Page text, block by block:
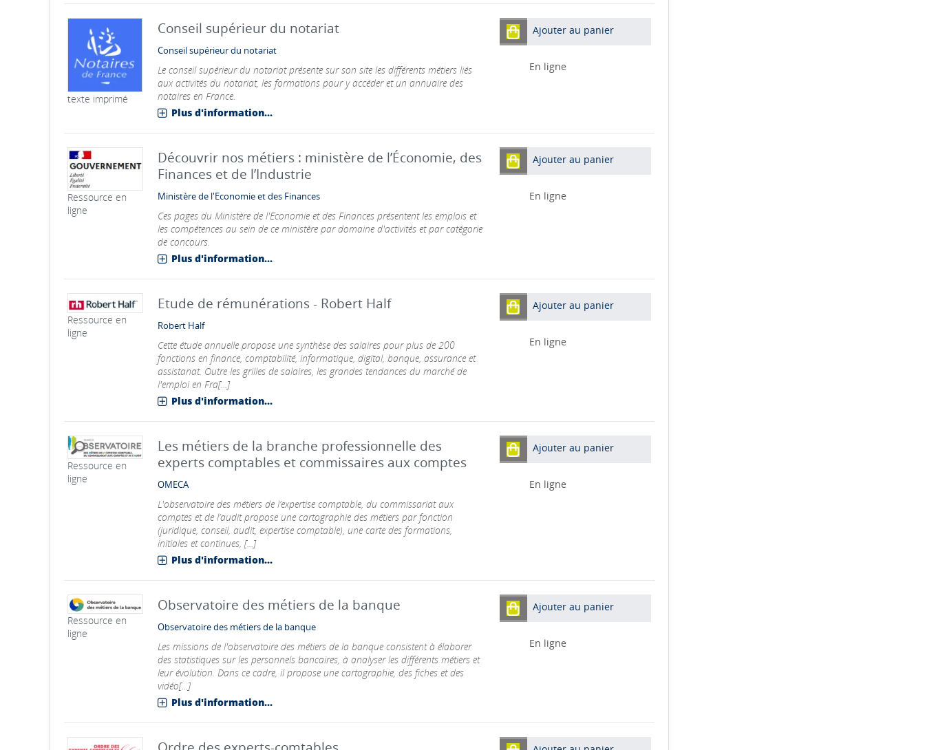
texte imprimé
Conseil supérieur du notariat
Conseil supérieur du notariat
Le conseil supérieur du notariat présente sur son site les différents métiers liés
aux activités du notariat, les formations pour y accéder et un annuaire des
notaires en France.
Plus d'information...
Ajouter au panier
En ligne
Ressource en
ligne
Découvrir nos métiers : ministère de l’Économie, des
Finances et de l’Industrie
Ministère de l'Economie et des Finances
Ces pages du Ministère de l'Economie et des Finances présentent les emplois et
les compétences au sein de ce ministère par domaine d'activités et par catégorie
de concours.
Plus d'information...
Ajouter au panier
En ligne
Ressource en
ligne
Etude de rémunérations - Robert Half
Robert Half
Cette étude annuelle propose une synthèse des salaires pour plus de 200
fonctions en finance, comptabilité, informatique, digital, banque, assurance et
assistanat. Outre les grilles de salaires, les grandes tendances du marché de
l'emploi en Fra[...]
Plus d'information...
Ajouter au panier
En ligne
Ressource en
ligne
Les métiers de la branche professionnelle des
experts comptables et commissaires aux comptes
OMECA
L'observatoire des métiers de l’expertise comptable, du commissariat aux
comptes et de l’audit propose une cartographie des métiers par fonction
(juridique, conseil, audit, expertise comptable), une carte des formations,
initiales et continues, [...]
Plus d'information...
Ajouter au panier
En ligne
Ressource en
ligne
Observatoire des métiers de la banque
Observatoire des métiers de la banque
Les missions de l'observatoire des métiers de la banque consistent à élaborer
des statistiques sur les personnels bancaires, à analyser les différents métiers et
leur évolution. Dans ce cadre, il propose une cartographie, des fiches et des
vidéo[...]
Plus d'information...
Ajouter au panier
En ligne